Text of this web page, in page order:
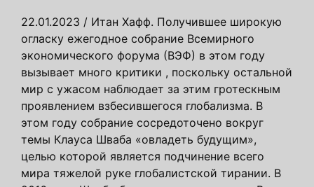
22.01.2023 / Итан Хафф. Получившее широкую
огласку ежегодное собрание Всемирного
экономического форума (ВЭФ) в этом году
вызывает много критики , поскольку остальной
мир с ужасом наблюдает за этим гротескным
проявлением взбесившегося глобализма. В
этом году собрание сосредоточено вокруг
темы Клауса Шваба «овладеть будущим»,
целью которой является подчинение всего
мира тяжелой руке глобалистской тирании. В